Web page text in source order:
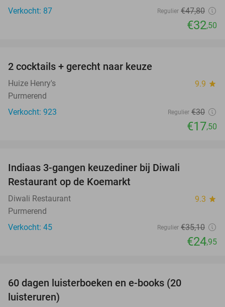
Verkocht: 87
Regulier €47,80
€32,50
2 cocktails + gerecht naar keuze
Huize Henry's 9.9 star
Purmerend
Verkocht: 923
Regulier €30
€17,50
Indiaas 3-gangen keuzediner bij Diwali
Restaurant op de Koemarkt
Diwali Restaurant 9.3 star
Purmerend
Verkocht: 45
Regulier €35,10
€24,95
60 dagen luisterboeken en e-books (20
luisteruren)